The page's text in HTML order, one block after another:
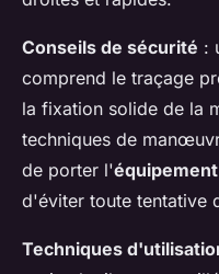
Conseils de sécurité :
comprend le traçage
la fixation solide de la
techniques de
de porter l'
d'éviter toute tentative
Techniques